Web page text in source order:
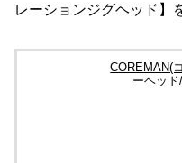
レーションジグヘッド】
COREMAN(
ーヘッド